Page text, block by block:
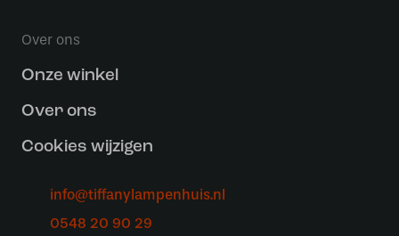
Over ons
Onze winkel
Over ons
Cookies wijzigen
info@tiffanylampenhuis.nl
0548 20 90 29